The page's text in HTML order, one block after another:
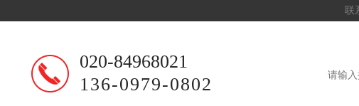
联
020-84968021
136-0979-0802